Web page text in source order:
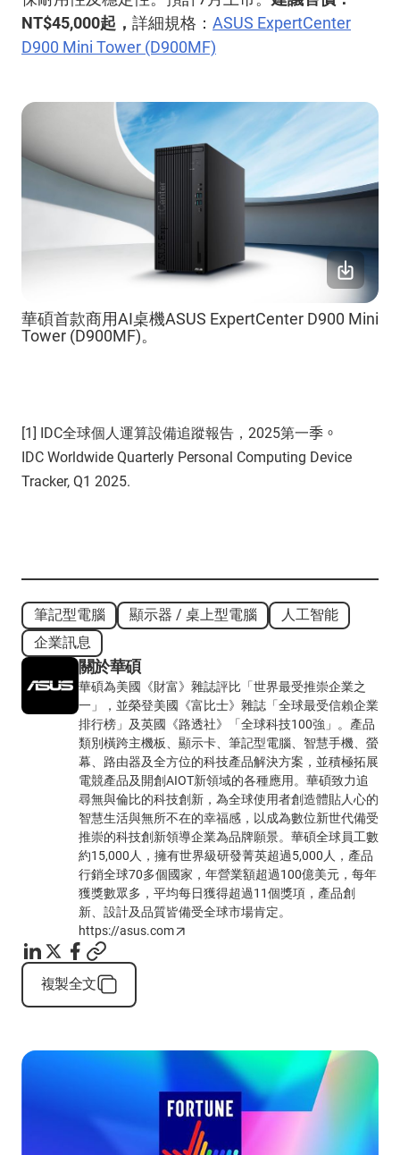
NT$45,000起， 詳細規格： ASUS ExpertCenter
D900 Mini Tower (D900MF)
華碩首款商用AI桌機ASUS ExpertCenter D900 Mini
Tower (D900MF)。
[1] IDC全球個人運算設備追蹤報告， 2025第一季。
IDC Worldwide Quarterly Personal Computing Device
Tracker, Q1 2025.
筆記型電腦 顯示器 / 桌上型電腦
人工智能
企業訊息
關於華碩
華碩為美國《財富》雜誌評比「世界最受推崇企業之
一」，並榮登美國《富比士》雜誌「全球最受信賴企業
排行榜」及英國《路透社》「全球科技100強」。產品
類別橫跨主機板、顯示卡、筆記型電腦、智慧手機、螢
幕、路由器及全方位的科技產品解決方案，並積極拓展
電競產品及開創AIOT新領域的各種應用。華碩致力追
尋無與倫比的科技創新，為全球使用者創造體貼人心的
智慧生活與無所不在的幸福感，以成為數位新世代備受
推崇的科技創新領導企業為品牌願景。華碩全球員工數
約15,000人，擁有世界級研發菁英超過5,000人，產品
行銷全球70多個國家，年營業額超過100億美元，每年
獲獎數眾多，平均每日獲得超過11個獎項，產品創
新、設計及品質皆備受全球市場肯定。
https://asus.com
複製全文